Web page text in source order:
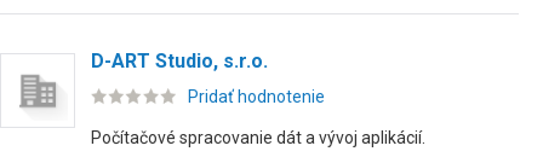
D-ART Studio, s.r.o.
Pridať hodnotenie
Počítačové spracovanie dát a vývoj aplikácií.